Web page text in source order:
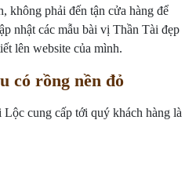
không phải đến tận cửa hàng để
nhật các mẫu bài vị Thần Tài đẹp
lên website của mình.
có rồng nền đỏ
cung cấp tới quý khách hàng là